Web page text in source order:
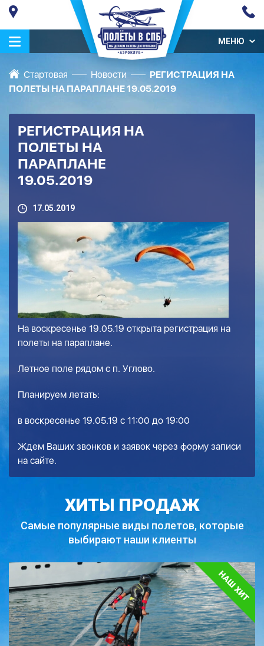
МЕНЮ
Стартовая Новости
РЕГИСТРАЦИЯ НА
ПОЛЕТЫ НА ПАРАПЛАНЕ 19.05.2019
РЕГИСТРАЦИЯ НА
ПОЛЕТЫ НА
ПАРАПЛАНЕ
19.05.2019
17.05.2019
На воскресенье 19.05.19 открыта регистрация на
полеты на параплане.
Летное поле рядом с п. Углово.
Планируем летать:
в воскресенье 19.05.19 с 11:00 до 19:00
Ждем Ваших звонков и заявок через форму записи
на сайте.
ХИТЫ ПРОДАЖ
Самые популярные виды полетов, которые
выбирают наши клиенты